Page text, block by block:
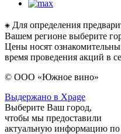
⁕ Для определения
Вашем регионе выберите
Цены носят
время проведения акций в
© ООО «Южное вино»
Выдержано в Xpage
Выберите Ваш город,
чтобы мы предоставили
актуальную информацию